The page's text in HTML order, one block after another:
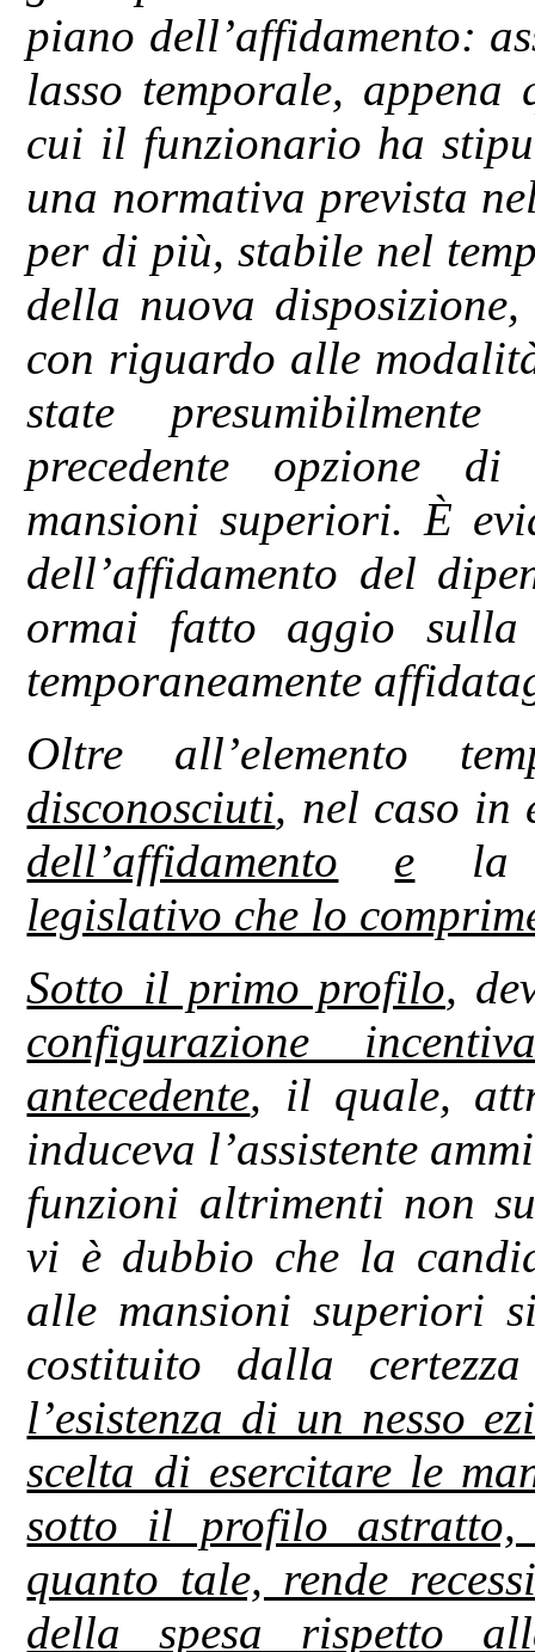
piano dell’affidamento:
lasso temporale,
cui il funzionario ha
una normativa prevista
per di più, stabile nel
della nuova
con riguardo alle
state
precedente opzione di
mansioni superiori. È
dell’affidamento del
ormai fatto aggio sulla
temporaneamente
Oltre all’elemento
disconosciuti, nel caso in
dell’affidamento
e
legislativo che lo
Sotto il primo profilo,
configurazione
antecedente, il quale,
induceva l’assistente
funzioni altrimenti non
vi è dubbio che la
alle mansioni superiori
costituito dalla
l’esistenza di un nesso
scelta di esercitare le
sotto il profilo astratto,
quanto tale, rende
della spesa rispetto